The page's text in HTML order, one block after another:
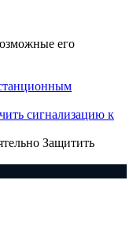
его
сигнализацию к
Защитить